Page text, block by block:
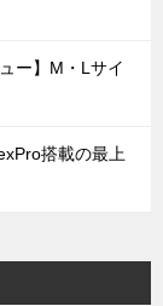
ー】M・Lサイ
搭載の最上